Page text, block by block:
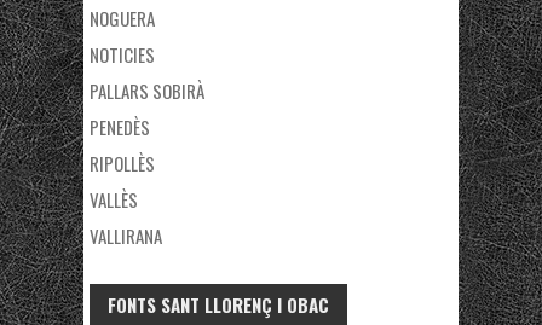
NOGUERA
NOTICIES
PALLARS SOBIRÀ
PENEDÈS
RIPOLLÈS
VALLÈS
VALLIRANA
FONTS SANT LLORENÇ I OBAC